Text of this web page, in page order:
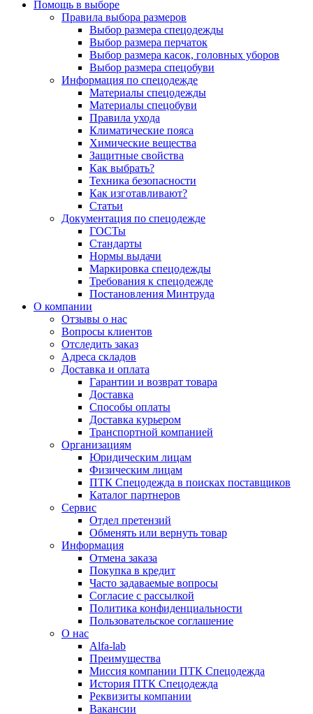
Помощь в выборе
Правила выбора размеров
Выбор размера спецодежды
Выбор размера перчаток
Выбор размера касок, головных уборов
Выбор размера спецобуви
Информация по спецодежде
Материалы спецодежды
Материалы спецобуви
Правила ухода
Климатические пояса
Химические вещества
Защитные свойства
Как выбрать?
Техника безопасности
Как изготавливают?
Статьи
Документация по спецодежде
ГОСТы
Cтандарты
Нормы выдачи
Маркировка спецодежды
Требования к спецодежде
Постановления Минтруда
О компании
Отзывы о нас
Вопросы клиентов
Отследить заказ
Адреса складов
Доставка и оплата
Гарантии и возврат товара
Доставка
Способы оплаты
Доставка курьером
Транспортной компанией
Организациям
Юридическим лицам
Физическим лицам
ПТК Спецодежда в поисках поставщиков
Каталог партнеров
Сервис
Отдел претензий
Обменять или вернуть товар
Информация
Отмена заказа
Покупка в кредит
Часто задаваемые вопросы
Согласие с рассылкой
Политика конфиденциальности
Пользовательское соглашение
О нас
Alfa-lab
Преимущества
Миссия компании ПТК Спецодежда
История ПТК Спецодежда
Реквизиты компании
Вакансии